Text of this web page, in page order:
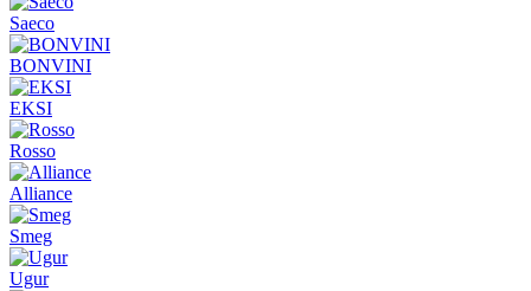
Saeco
BONVINI
EKSI
Rosso
Alliance
Smeg
Ugur